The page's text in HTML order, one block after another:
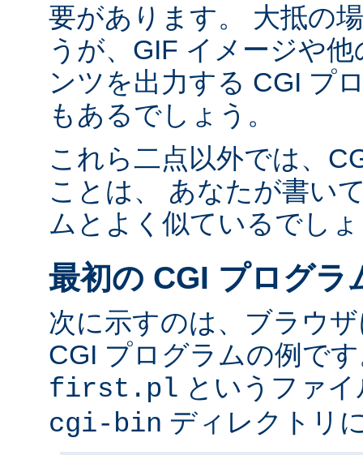
要があります。 大抵の
うが、GIF イメージや
ンツを出力する CGI プ
もあるでしょう。
これら二点以外では、
ことは、 あなたが書い
ムとよく似ているでし
最初の CGI プログラ
次に示すのは、ブラウ
CGI プログラムの例で
first.pl というファ
cgi-bin ディレクトリ